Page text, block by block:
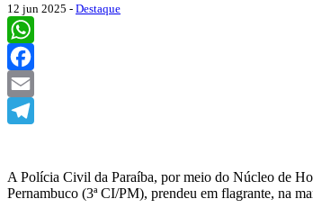
12 jun 2025 - Destaque
WhatsApp
Facebook
Email
A Polícia Civil da Paraíba, por meio do Núcleo de
Pernambuco (3ª CI/PM), prendeu em flagrante, na